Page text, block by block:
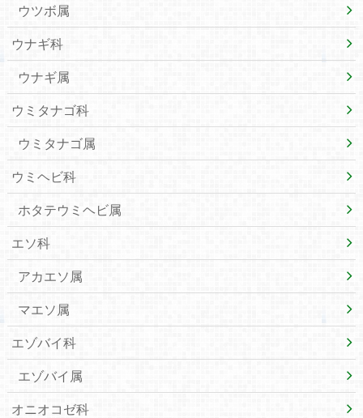
ウツボ属
ウナギ科
ウナギ属
ウミタナゴ科
ウミタナゴ属
ウミヘビ科
ホタテウミヘビ属
エソ科
アカエソ属
マエソ属
エゾバイ科
エゾバイ属
オニオコゼ科